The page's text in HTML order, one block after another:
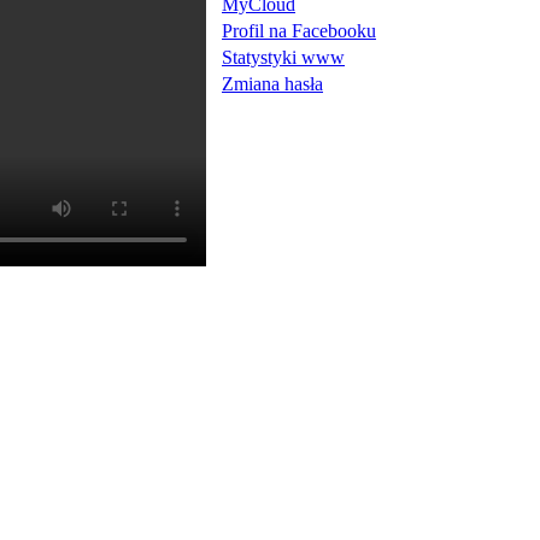
MyCloud
Profil na Facebooku
Statystyki www
Zmiana hasła